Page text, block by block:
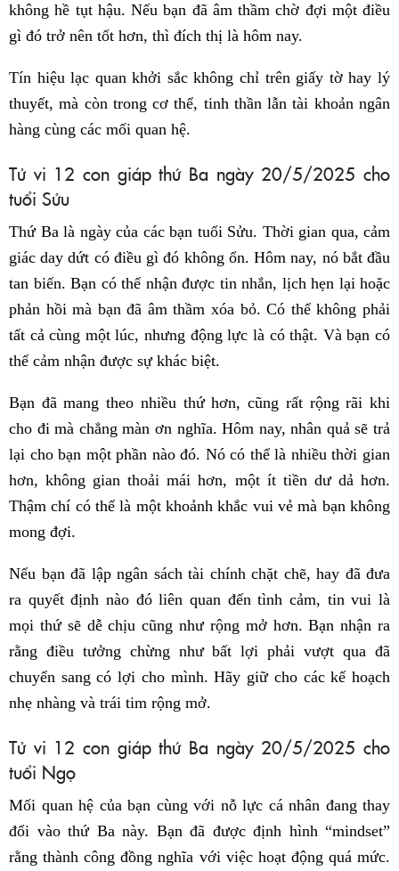
không hề tụt hậu. Nếu bạn đã âm thầm chờ đợi một điều
gì đó trở nên tốt hơn, thì đích thị là hôm nay.
Tín hiệu lạc quan khởi sắc không chỉ trên giấy tờ hay lý
thuyết, mà còn trong cơ thể, tinh thần lẫn tài khoản ngân
hàng cùng các mối quan hệ.
Tử vi 12 con giáp thứ Ba ngày 20/5/2025 cho
tuổi Sửu
Thứ Ba là ngày của các bạn tuổi Sửu. Thời gian qua, cảm
giác day dứt có điều gì đó không ổn. Hôm nay, nó bắt đầu
tan biến. Bạn có thể nhận được tin nhắn, lịch hẹn lại hoặc
phản hồi mà bạn đã âm thầm xóa bỏ. Có thể không phải
tất cả cùng một lúc, nhưng động lực là có thật. Và bạn có
thể cảm nhận được sự khác biệt.
Bạn đã mang theo nhiều thứ hơn, cũng rất rộng rãi khi
cho đi mà chẳng màn ơn nghĩa. Hôm nay, nhân quả sẽ trả
lại cho bạn một phần nào đó. Nó có thể là nhiều thời gian
hơn, không gian thoải mái hơn, một ít tiền dư dả hơn.
Thậm chí có thể là một khoảnh khắc vui vẻ mà bạn không
mong đợi.
Nếu bạn đã lập ngân sách tài chính chặt chẽ, hay đã đưa
ra quyết định nào đó liên quan đến tình cảm, tin vui là
mọi thứ sẽ dễ chịu cũng như rộng mở hơn. Bạn nhận ra
rằng điều tưởng chừng như bất lợi phải vượt qua đã
chuyển sang có lợi cho mình. Hãy giữ cho các kế hoạch
nhẹ nhàng và trái tim rộng mở.
Tử vi 12 con giáp thứ Ba ngày 20/5/2025 cho
tuổi Ngọ
Mối quan hệ của bạn cùng với nỗ lực cá nhân đang thay
đổi vào thứ Ba này. Bạn đã được định hình “mindset”
rằng thành công đồng nghĩa với việc hoạt động quá mức.